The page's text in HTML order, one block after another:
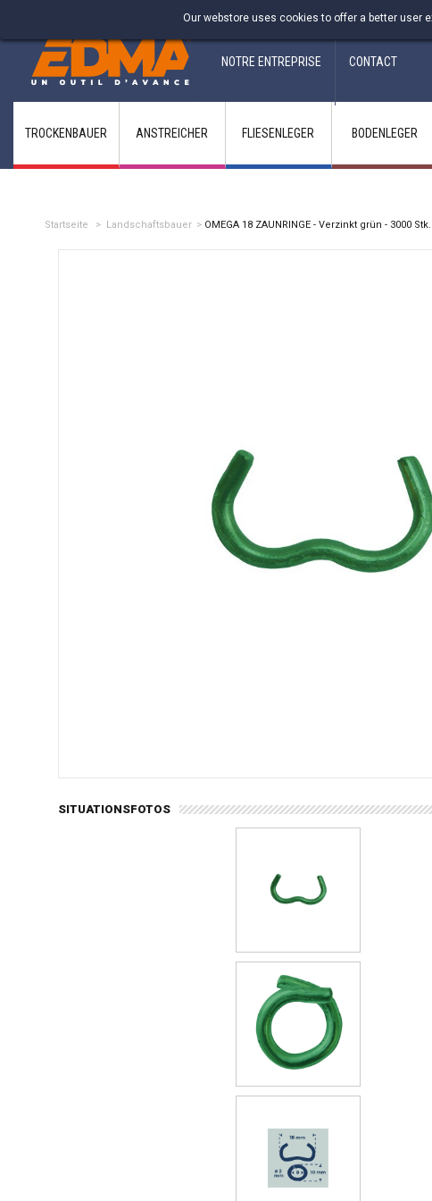
Fabricant francais depuis 1937
NOTRE ENTREPRISE CONTACT
Our webstore uses cookies to offer a better user
TROCKENBAUER ANSTREICHER FLIESENLEGER BODENLEGER
Startseite > Landschaftsbauer > OMEGA 18 ZAUNRINGE - Verzinkt grün - 3000 Stk.
SITUATIONSFOTOS